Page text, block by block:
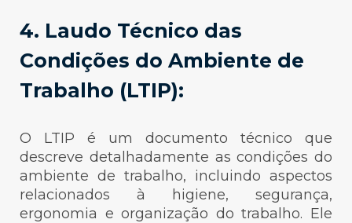
4. Laudo Técnico das
Condições do Ambiente de
Trabalho (LTIP):
O LTIP é um documento técnico que
descreve detalhadamente as condições do
ambiente de trabalho, incluindo aspectos
relacionados à higiene, segurança,
ergonomia e organização do trabalho. Ele